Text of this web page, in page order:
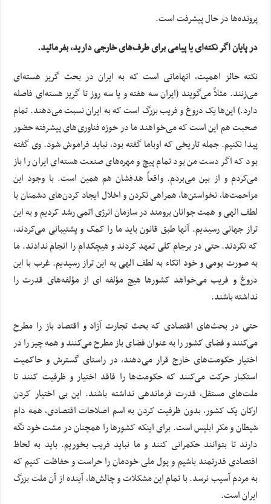
پرونده‌ها در حال پیشرفت است.
در پایان اگر نکته‌ای یا پیامی برای طرف‌های خارجی دارید، بفرمائید.
نکته حائز اهمیت، اتهاماتی است که به ایران در بحث گریز هسته‌ای
می‌زنند. مثلاً می‌گویند (ایران سه هفته و یا سه روز تا گریز هسته‌ای فاصله
دارد.) این‌ها یک دروغ و فریب بزرگ است که به ایران نسبت می‌دهند. تمام
صحبت هم این است که می‌خواهند ما در حوزه فناوری‌های پیشرفته حضور
پیدا نکنیم. جمله تاریخی که اوباما گفته بود، نباید فراموش شود. وی گفته
بود که اگر دست من بود تمام پیچ و مهره‌های صنعت هسته‌ای ایران را باز
می‌کردم و از بین می‌بردم. واقعاً هدفشان هم همین است. با وجود این
مزاحمت‌ها، نخواستن‌ها، همراهی نکردن و اخلال ایجاد کردن‌های دشمنان با
لطف الهی و همت جوانان برومند در سازمان انرژی اتمی رشد کردیم و به این
تراز جهانی رسیدیم. آنها طبق قانون باید ما را کمک و پشتیبانی می‌کردند،
که نکردند. حتی در برجام کلی تعهد کردند و هیچکدام را انجام ندادند. ما
به صورت بومی و خود اتکاء به لطف الهی به این تراز رسیدیم. غرب با این
دروغ و فریب می‌خواهد کشورها هیچ مؤلفه ای از مؤلفه‌های قدرت را
نداشته باشند.
حتی در بحث‌های اقتصادی که بحث تجارت آزاد و اقتصاد باز را مطرح
می‌کنند و فضای کشور را به عنوان فضای باز مطرح می‌کنند و همه چیز را در
اختیار حکومت‌های خارج قرار می‌دهند، در راستای گسترش و حاکمیت
استکبار حرکت می‌کنند که حکومت‌ها را فاقد اختیار و ظرفیت کنند تا
ملت‌های مستقل، قدرت فرماندهی نداشته باشند. این بی اختیار کردن
ارکان یک کشور، بدون ظرفیت کردن به اسم اصلاحات اقتصادی، همه دام
شیطان و مکر ابلیس است. برای اینکه کشورها را همچنان در مشت خود نگه
دارند تا بتوانند حکمرانی کنند و ما نباید فریب بخوریم. باید به لحاظ
اقتصادی قدرتمند باشیم و پول ملی خودمان را حراست و حفاظت کنیم که
به مردم آسیب نرسد. با تمام این مشکلات و چالش‌ها، آینده از آن ملت بزرگ
ایران است.